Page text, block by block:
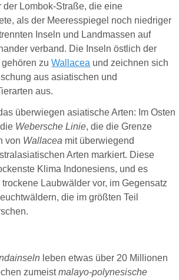
der Lombok-Straße, die eine
als der Meeresspiegel noch niedriger
Inseln und Landmassen auf
verband. Die Inseln östlich der
gehören zuWallacea und zeichnen sich
aus asiatischen und
aus.
überwiegen asiatische Arten: Im Osten
Webersche Linie, die die Grenze
von Wallacea mit überwiegend
Arten markiert. Diese
Klima Indonesiens, und es
Laubwälder vor, im Gegensatz
die im größten Teil
leben etwas über 20 Millionen
zumeistmalayo-polynesische